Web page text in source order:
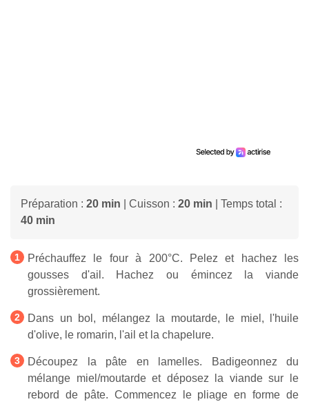
Préparation : 20 min | Cuisson : 20 min | Temps total :
40 min
Préchauffez le four à 200°C. Pelez et hachez les
gousses d'ail. Hachez ou émincez la viande
grossièrement.
Dans un bol, mélangez la moutarde, le miel, l'huile
d'olive, le romarin, l'ail et la chapelure.
Découpez la pâte en lamelles. Badigeonnez du
mélange miel/moutarde et déposez la viande sur le
rebord de pâte. Commencez le pliage en forme de